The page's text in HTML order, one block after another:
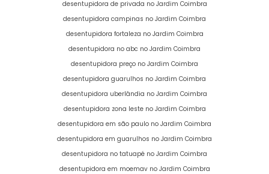
desentupidora de privada no Jardim Coimbra
desentupidora campinas no Jardim Coimbra
desentupidora fortaleza no Jardim Coimbra
desentupidora no abc no Jardim Coimbra
desentupidora preço no Jardim Coimbra
desentupidora guarulhos no Jardim Coimbra
desentupidora uberlândia no Jardim Coimbra
desentupidora zona leste no Jardim Coimbra
desentupidora em são paulo no Jardim Coimbra
desentupidora em guarulhos no Jardim Coimbra
desentupidora no tatuapé no Jardim Coimbra
desentupidora em moemav no Jardim Coimbra